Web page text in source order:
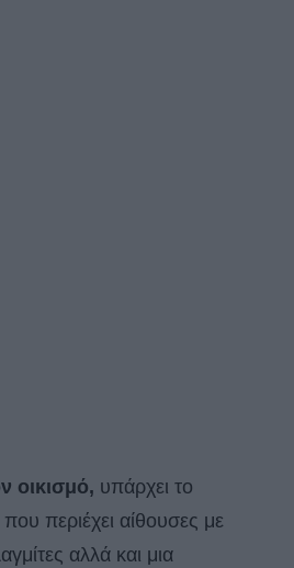
οικισμό, υπάρχει το
που περιέχει αίθουσες με
αλλά και μια